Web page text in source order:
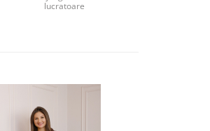
lucratoare